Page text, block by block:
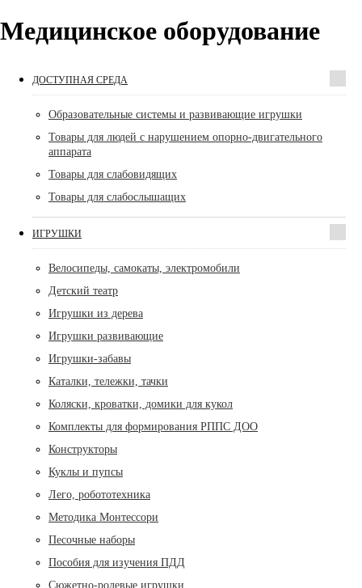
Медицинское оборудование
ДОСТУПНАЯ СРЕДА
Образовательные системы и развивающие игрушки
Товары для людей с нарушением опорно-двигательного
аппарата
Товары для слабовидящих
Товары для слабослышащих
ИГРУШКИ
Велосипеды, самокаты, электромобили
Детский театр
Игрушки из дерева
Игрушки развивающие
Игрушки-забавы
Каталки, тележки, тачки
Коляски, кроватки, домики для кукол
Комплекты для формирования РППС ДОО
Конструкторы
Куклы и пупсы
Лего, робототехника
Методика Монтессори
Песочные наборы
Пособия для изучения ПДД
Сюжетно-ролевые игрушки